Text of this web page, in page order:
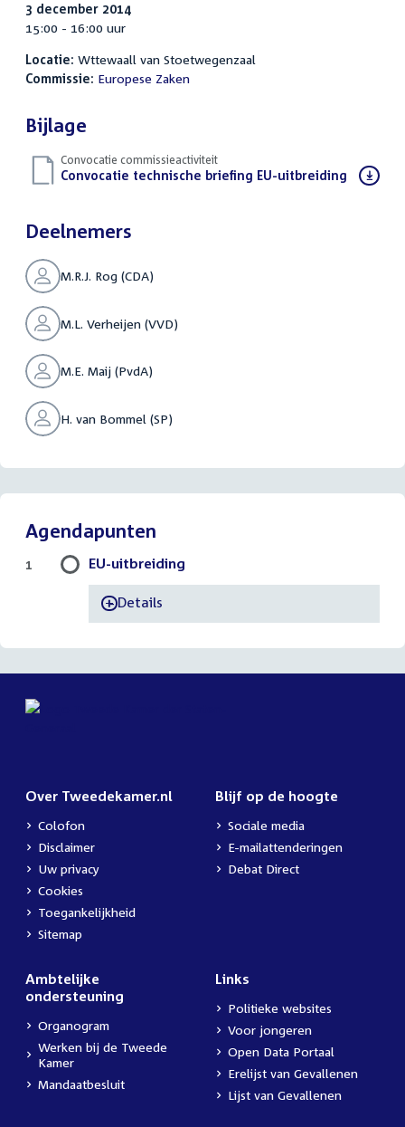
3 december 2014
15:00 - 16:00 uur
Locatie: Wttewaall van Stoetwegenzaal
Commissie: Europese Zaken
Bijlage
Convocatie commissieactiviteit
Download
Convocatie technische briefing EU-uitbreiding (PDF)
Deelnemers
M.R.J. Rog (CDA)
M.L. Verheijen (VVD)
M.E. Maij (PvdA)
H. van Bommel (SP)
Agendapunten
EU-uitbreiding
-Details
1
Over Tweedekamer.nl
Colofon
Disclaimer
Uw privacy
Cookies
Toegankelijkheid
Sitemap
Blijf op de hoogte
Sociale media
E-mailattenderingen
Debat Direct
Ambtelijke
ondersteuning
Organogram
Werken bij de Tweede
Kamer
Mandaatbesluit
Links
Politieke websites
Voor jongeren
Open Data Portaal
Erelijst van Gevallenen
Lijst van Gevallenen